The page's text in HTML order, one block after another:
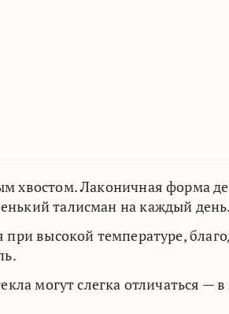
хвостом. Лаконичная форма
талисман на каждый день.
высокой температуре,
могут слегка отличаться — в